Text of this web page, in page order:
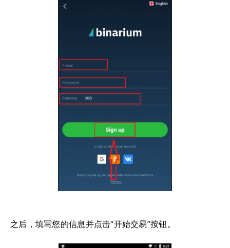
之后，填写您的信息并点击“开始交易”按钮。